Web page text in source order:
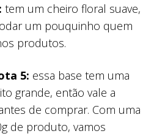
tem um cheiro floral suave,
um pouquinho quem
produtos.
5: essa base tem uma
grande, então vale a
de comprar. Com uma
de produto, vamos